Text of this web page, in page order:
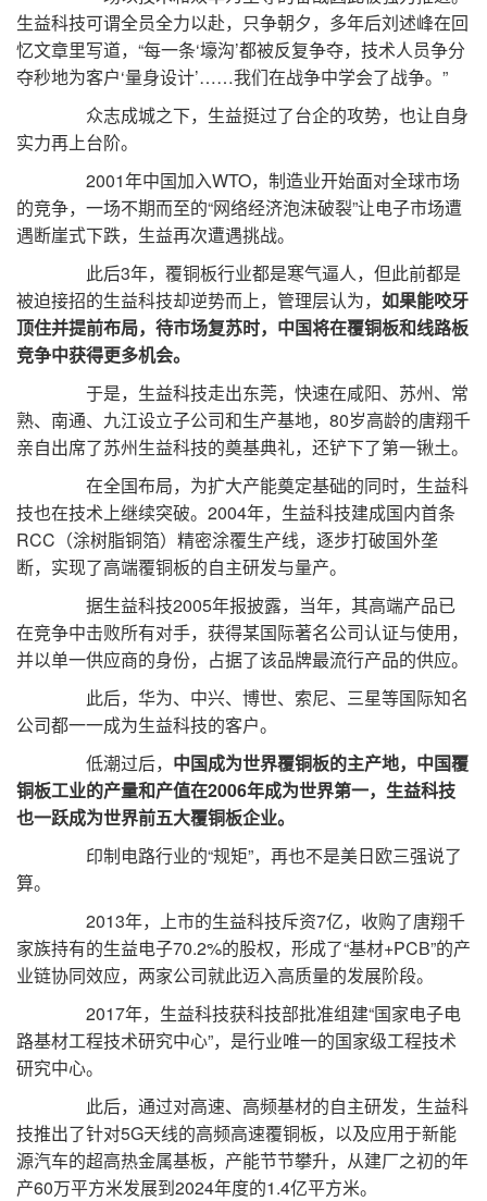
生益科技可谓全员全力以赴，只争朝夕，多年后刘述峰在回
忆文章里写道，“每一条‘壕沟’都被反复争夺，技术人员争分
夺秒地为客户‘量身设计’……我们在战争中学会了战争。”
众志成城之下，生益挺过了台企的攻势，也让自身
实力再上台阶。
2001年中国加入WTO，制造业开始面对全球市场
的竞争，一场不期而至的“网络经济泡沫破裂”让电子市场遭
遇断崖式下跌，生益再次遭遇挑战。
此后3年，覆铜板行业都是寒气逼人，但此前都是
被迫接招的生益科技却逆势而上，管理层认为， 如果能咬牙
顶住并提前布局，待市场复苏时，中国将在覆铜板和线路板
竞争中获得更多机会。
于是，生益科技走出东莞，快速在咸阳、苏州、常
熟、南通、九江设立子公司和生产基地，80岁高龄的唐翔千
亲自出席了苏州生益科技的奠基典礼，还铲下了第一锹土。
在全国布局，为扩大产能奠定基础的同时，生益科
技也在技术上继续突破。2004年，生益科技建成国内首条
RCC（涂树脂铜箔）精密涂覆生产线，逐步打破国外垄
断，实现了高端覆铜板的自主研发与量产。
据生益科技2005年报披露，当年，其高端产品已
在竞争中击败所有对手，获得某国际著名公司认证与使用，
并以单一供应商的身份，占据了该品牌最流行产品的供应。
此后，华为、中兴、博世、索尼、三星等国际知名
公司都一一成为生益科技的客户。
低潮过后， 中国成为世界覆铜板的主产地，中国覆
铜板工业的产量和产值在2006年成为世界第一，生益科技
也一跃成为世界前五大覆铜板企业。
印制电路行业的“规矩”，再也不是美日欧三强说了
算。
2013年，上市的生益科技斥资7亿，收购了唐翔千
家族持有的生益电子70.2%的股权，形成了“基材+PCB”的产
业链协同效应，两家公司就此迈入高质量的发展阶段。
2017年，生益科技获科技部批准组建“国家电子电
路基材工程技术研究中心”，是行业唯一的国家级工程技术
研究中心。
此后，通过对高速、高频基材的自主研发，生益科
技推出了针对5G天线的高频高速覆铜板，以及应用于新能
源汽车的超高热金属基板，产能节节攀升，从建厂之初的年
产60万平方米发展到2024年度的1.4亿平方米。